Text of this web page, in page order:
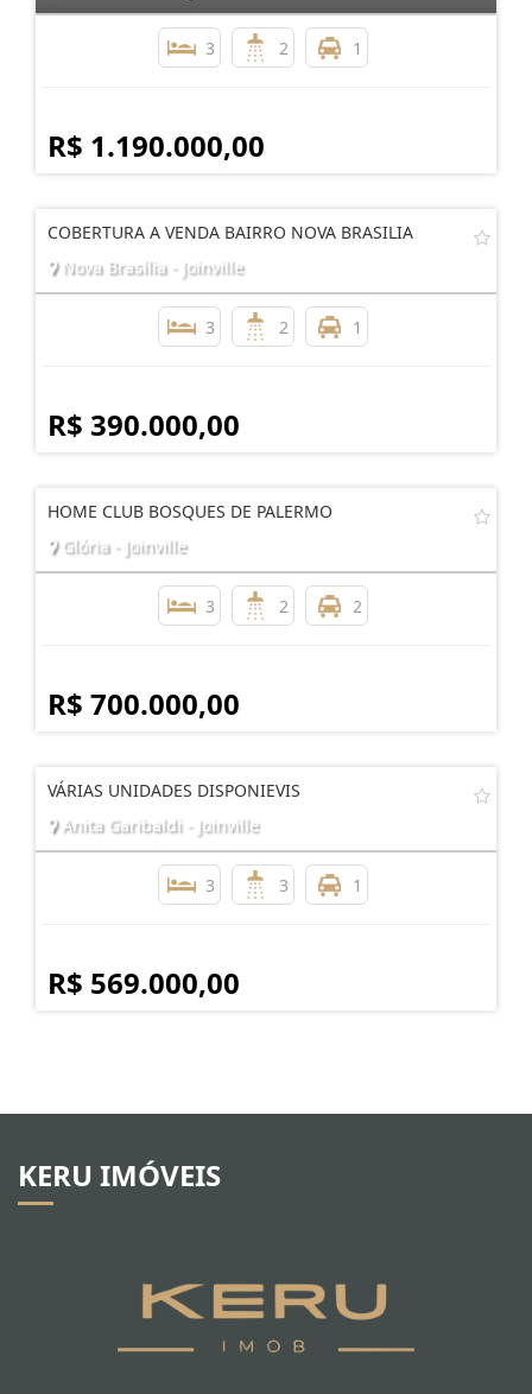
3 2 1
R$ 1.190.000,00
COBERTURA A VENDA BAIRRO NOVA BRASILIA
Nova Brasília - Joinville
3 2 1
R$ 390.000,00
HOME CLUB BOSQUES DE PALERMO
Glória - Joinville
3 2 2
R$ 700.000,00
VÁRIAS UNIDADES DISPONIEVIS
Anita Garibaldi - Joinville
3 3 1
R$ 569.000,00
KERU IMÓVEIS